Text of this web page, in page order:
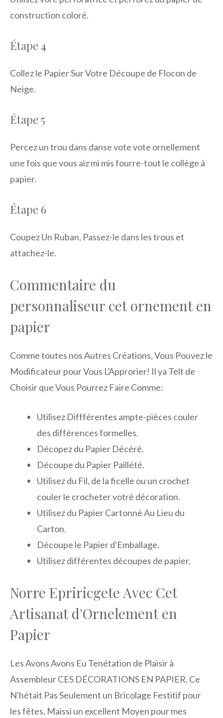
construction coloré.
Étape 4
Collez le Papier Sur Votre Découpe de Flocon de
Neige.
Étape 5
Percez un trou dans danse vote vote ornellement
une fois que vous aiz mi mis fourre-tout le collège à
papier.
Étape 6
Coupez Un Ruban, Passez-le dans les trous et
attachez-le.
Commentaire du
personnaliseur cet ornement en
papier
Comme toutes nos Autres Créations, Vous Pouvez le
Modificateur pour Vous L'Approrier! Il ya Telt de
Choisir que Vous Pourrez Faire Comme:
Utilisez Diffférentes ampte-pièces couler
des différences formelles.
Décopez du Papier Décéré.
Découpe du Papier Paillété.
Utilisez du Fil, de la ficelle ou un crochet
couler le crocheter votré décoration.
Utilisez du Papier Cartonné Au Lieu du
Carton.
Découpe le Papier d'Emballage.
Utilisez différentes découpes de papier.
Norre Epriricgete Avec Cet
Artisanat d'Ornelement en
Papier
Les Avons Avons Eu Tenétation de Plaisir à
Assembleur CES DÉCORATIONS EN PAPIER. Ce
N'hétait Pas Seulement un Bricolage Festitif pour
les fêtes, Maissi un excellent Moyen pour mes